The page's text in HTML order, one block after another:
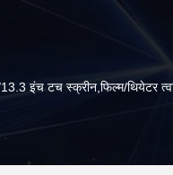
इंच टच स्क्रीन,फिल्म/थियेटर